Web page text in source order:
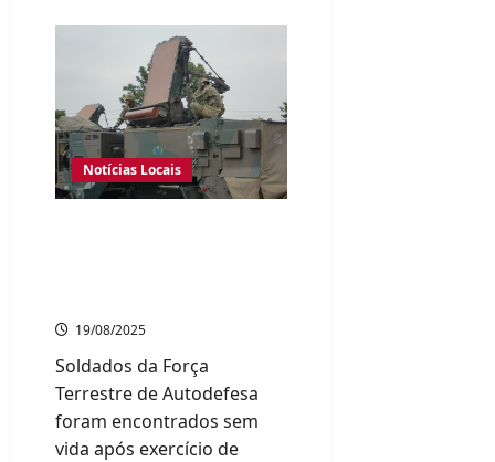
em
Oita
servem
pães
vencidos
por
engano
a
120
alunos;
prefeitura
promete
Notícias Locais
19/08/2025
Soldados da Força
Terrestre de Autodefesa
foram encontrados sem
vida após exercício de